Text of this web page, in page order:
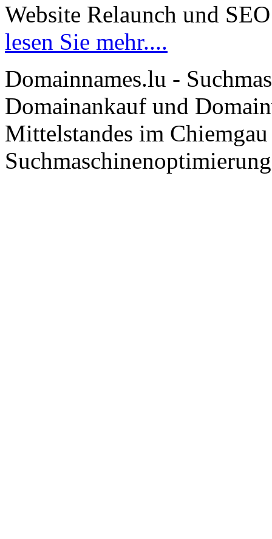
Website Relaunch und SEO
lesen Sie mehr....
Domainnames.lu -
Domainankauf und
Mittelstandes im
Suchmaschinenoptimierung